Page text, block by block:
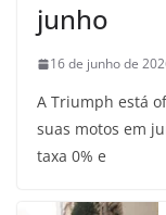
junho
16 de junho de
A Triumph está
suas motos em
taxa 0% e